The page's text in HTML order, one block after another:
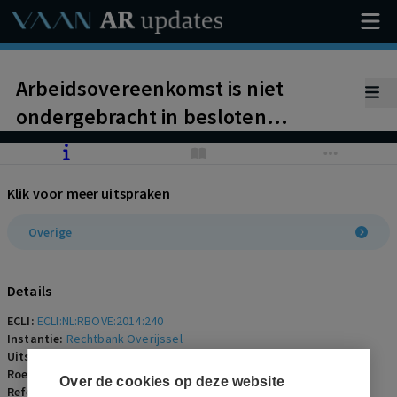
Over de cookies op deze website
Arbeidsovereenkomst is niet
ondergebracht in besloten
vennootschap. Werknemer is in
Toewijzing loonvordering
Klik voor meer uitspraken
Overige
Details
ECLI: ECLI:NL:RBOVE:2014:240
Instantie: Rechtbank Overijssel
Uitspraakdatum:
Roepnaam:
werknemer/X
Referentienummer:AR-2014-0063